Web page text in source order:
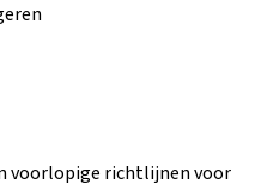
voorlopige richtlijnen voor